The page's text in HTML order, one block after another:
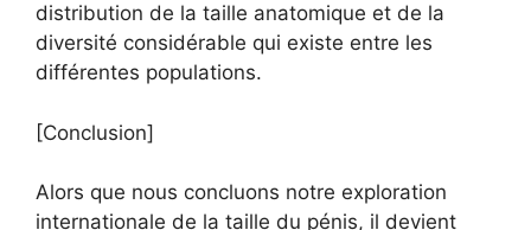
distribution de la taille anatomique et de la
diversité considérable qui existe entre les
différentes populations.
[Conclusion]
Alors que nous concluons notre exploration
internationale de la taille du pénis, il devient